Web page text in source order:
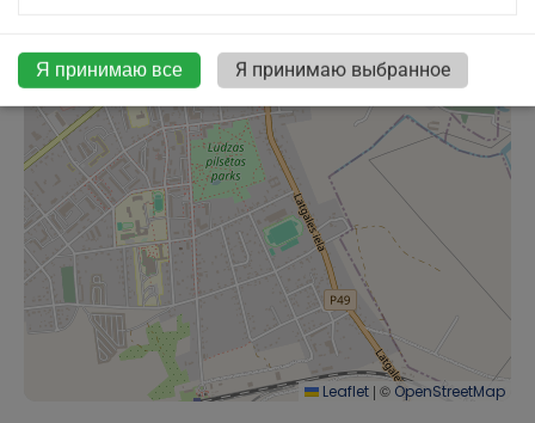
Leaflet | © OpenStreetMap
Я принимаю все Я принимаю выбранное